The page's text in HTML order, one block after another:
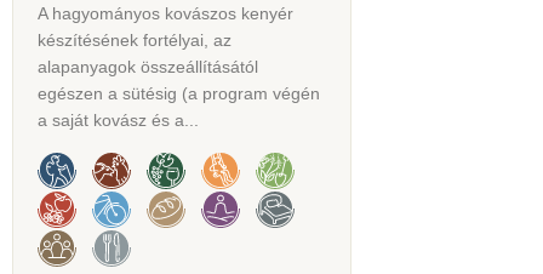
A hagyományos kovászos kenyér
készítésének fortélyai, az
alapanyagok összeállításától
egészen a sütésig (a program végén
a saját kovász és a...